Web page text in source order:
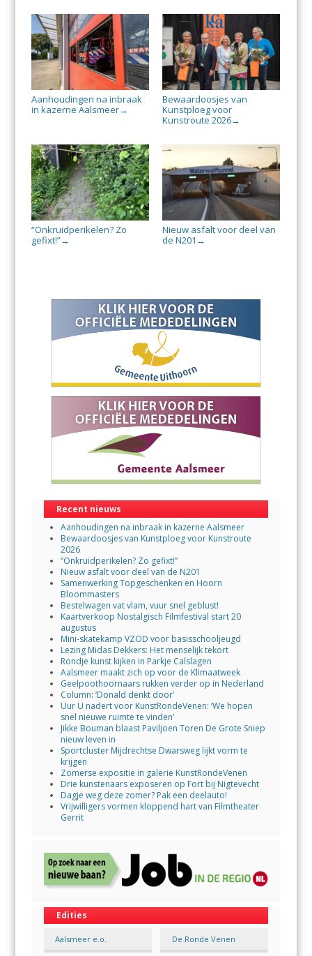
Aanhoudingen na inbraak
in kazerne Aalsmeer→
Bewaardoosjes van
Kunstploeg voor
Kunstroute 2026→
“Onkruidperikelen? Zo
gefixt!”→
Nieuw asfalt voor deel van
de N201 →
Recent nieuws
Aanhoudingen na inbraak in kazerne Aalsmeer
Bewaardoosjes van Kunstploeg voor Kunstroute
2026
“Onkruidperikelen? Zo gefixt!”
Nieuw asfalt voor deel van de N201
Samenwerking Topgeschenken en Hoorn
Bloommasters
Bestelwagen vat vlam, vuur snel geblust!
Kaartverkoop Nostalgisch Filmfestival start 20
augustus
Mini-skatekamp VZOD voor basisschooljeugd
Lezing Midas Dekkers: Het menselijk tekort
Rondje kunst kijken in Parkje Calslagen
Aalsmeer maakt zich op voor de Klimaatweek
Geelpoothoornaars rukken verder op in Nederland
Column: ‘Donald denkt door’
Uur U nadert voor KunstRondeVenen: ‘We hopen
snel nieuwe ruimte te vinden’
Jikke Bouman blaast Paviljoen Toren De Grote Sniep
nieuw leven in
Sportcluster Mijdrechtse Dwarsweg lijkt vorm te
krijgen
Zomerse expositie in galerie KunstRondeVenen
Drie kunstenaars exposeren op Fort bij Nigtevecht
Dagje weg deze zomer? Pak een deelauto!
Vrijwilligers vormen kloppend hart van Filmtheater
Gerrit
Edities
Aalsmeer e.o. De Ronde Venen